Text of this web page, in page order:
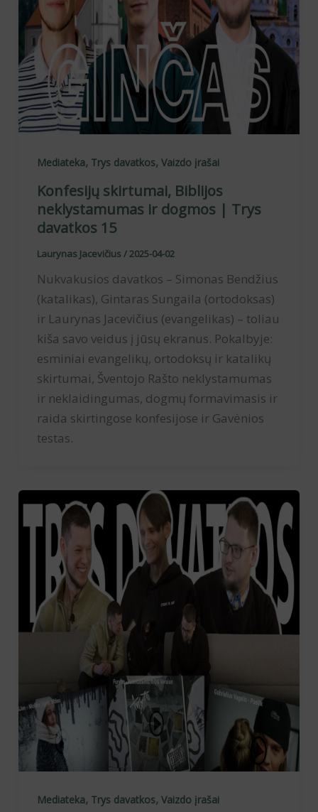
Mediateka, Trys davatkos, Vaizdo įrašai
Konfesijų skirtumai, Biblijos
neklystamumas ir dogmos | Trys
davatkos 15
Laurynas Jacevičius /2025-04-02
Nukvakusios davatkos – Simonas Bendžius
(katalikas), Gintaras Sungaila (ortodoksas)
ir Laurynas Jacevičius (evangelikas) – toliau
kiša savo veidus į jūsų ekranus. Pokalbyje:
esminiai evangelikų, ortodoksų ir katalikų
skirtumai, Šventojo Rašto neklystamumas
ir neklaidingumas, dogmų formavimasis ir
raida skirtingose konfesijose ir Gavėnios
testas.
Mediateka, Trys davatkos, Vaizdo įrašai